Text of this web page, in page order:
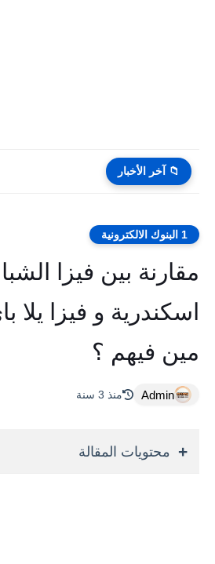
📁 آخر الأخبار
1 البنوك الالكترونية
مقارنة بين فيزا
اسكندرية و فيزا يلا
مين فيهم ؟
Admin منذ 3 سنة
محتويات المقالة